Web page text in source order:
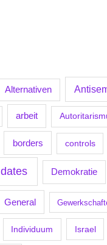
Alternativen
arbeit
borders controls
dates Demokratie
General
Individuum Israel